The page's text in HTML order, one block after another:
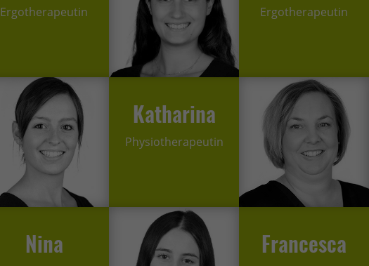
Ergotherapeutin Ergotherapeutin
Katharina
Physiotherapeutin
Nina Francesca
Alle akzeptieren Speichern
Nur essenzielle Cookies akzeptieren
Datenschutzeinstellungen
Essenziell (1)
Essenzielle Cookies ermöglichen grundlegende Funktionen und sind für die
Funktion der Website erforderlich.
Cookie-Informationen anzeigen
Externe Medien (2)
Inhalte von Videoplattformen und Social-Media-Plattformen werden
blockiert. Wenn Cookies von externen Medien akzeptiert werden, bedarf der
diese Inhalte keiner manuellen Einwilligung mehr.
Cookie-Informationen anzeigen